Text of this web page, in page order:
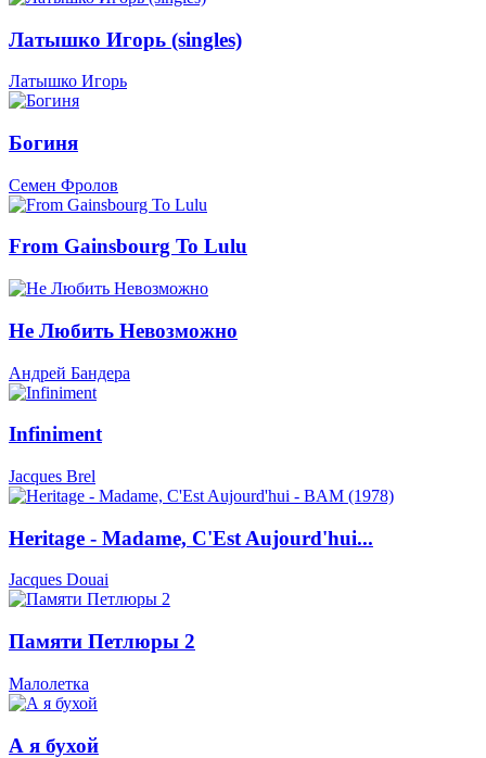
Латышко Игорь (singles)
Латышко Игорь
Богиня
Семен Фролов
From Gainsbourg To Lulu
Не Любить Невозможно
Андрей Бандера
Infiniment
Jacques Brel
Heritage - Madame, C'Est Aujourd'hui...
Jacques Douai
Памяти Петлюры 2
Малолетка
А я бухой